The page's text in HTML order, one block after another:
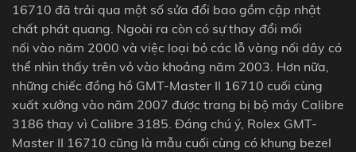
16710 đã trải qua một số sửa đổi bao gồm cập nhật
chất phát quang. Ngoài ra còn có sự thay đổi mối
nối vào năm 2000 và việc loại bỏ các lỗ vàng nối dây có
thể nhìn thấy trên vỏ vào khoảng năm 2003. Hơn nữa,
những chiếc đồng hồ GMT-Master II 16710 cuối cùng
xuất xưởng vào năm 2007 được trang bị bộ máy Calibre
3186 thay vì Calibre 3185. Đáng chú ý, Rolex GMT-
Master II 16710 cũng là mẫu cuối cùng có khung bezel